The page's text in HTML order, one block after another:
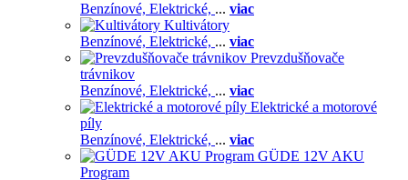
Benzínové, Elektrické, ... viac
Kultivátory
Benzínové, Elektrické, ... viac
Prevzdušňovače
trávnikov
Benzínové, Elektrické, ... viac
Elektrické a motorové
píly
Benzínové, Elektrické, ... viac
GÜDE 12V AKU
Program